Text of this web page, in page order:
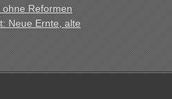
Reformen
Neue Ernte, alte